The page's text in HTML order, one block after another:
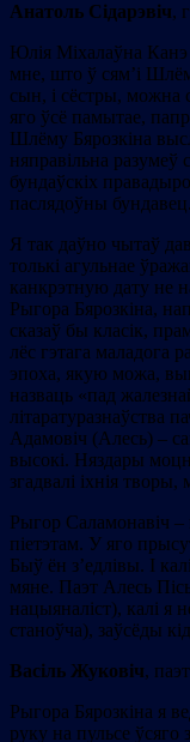
Анатоль Сідарэвіч,
Юлія Міхалаўна Канэ
мне, што ў сям’і
сын, і сёстры, можна
яго ўсё памытае,
Шлёму Бярозкіна
няправільна разумеў
бундаўскіх
паслядоўны бундавец.
Я так даўно чытаў
толькі агульнае
канкрэтную дату не
Рыгора Бярозкіна,
сказаў бы класік,
лёс гэтага маладога
эпоха, якую можа,
назваць «пад
літаратуразнаўства
Адамовіч (Алесь) –
высокі. Няздары
згадвалі іхнія творы,
Рыгор Саламонавіч –
піетэтам. У яго
Быў ён з’едлівы. І
мяне. Паэт Алесь
нацыяналіст), калі я
станоўча), заўсёды
Васіль Жуковіч,
Рыгора Бярозкіна я
руку на пульсе ўсяго